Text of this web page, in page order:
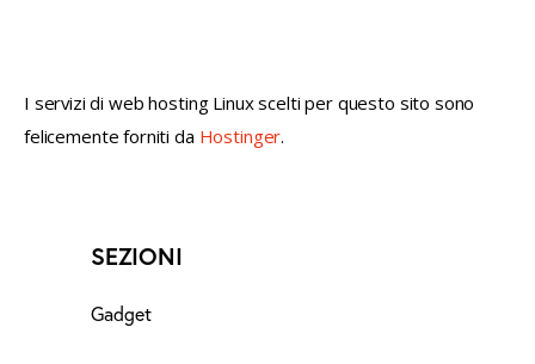
I servizi di web hosting Linux scelti per questo sito sono
felicemente forniti da Hostinger.
SEZIONI
Gadget